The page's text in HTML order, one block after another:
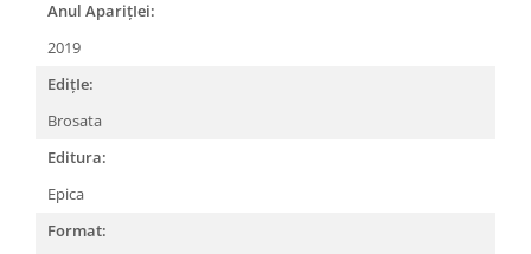
Anul AparițIei:
2019
EdițIe:
Brosata
Editura:
Epica
Format: